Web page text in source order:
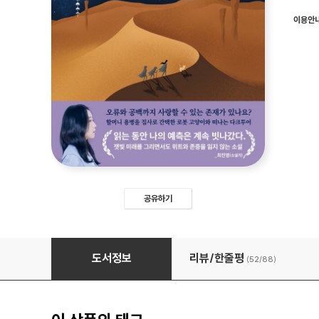
공유하기
이용안
고양이와 사막의 자매들
도서정보 리뷰/한줄평 (52/88)